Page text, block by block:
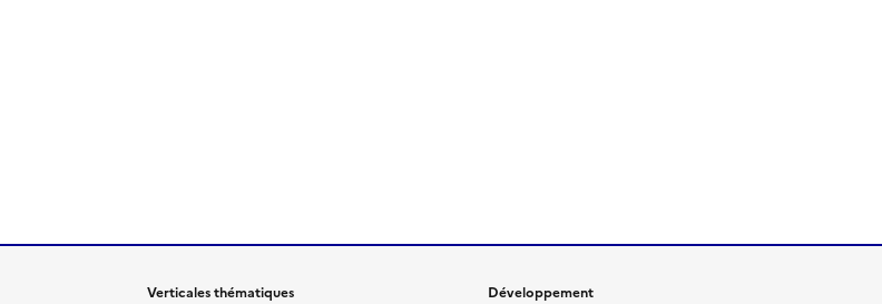
Verticales thématiques
Développement